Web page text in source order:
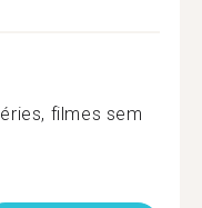
filmes sem